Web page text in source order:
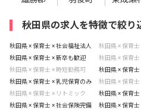
秋田県の求人を特徴で絞り
秋田県 × 保育士 × 社会福祉法人
秋田県 × 保育士
秋田県 × 保育士 × 新卒も歓迎
秋田県 × 保育
秋田県 × 保育士 × 時短勤務可
秋田県 × 保育
秋田県 × 保育士 × 乳児保育のみ
秋田県 × 保育
秋田県 × 保育士 × リトミック
秋田県 × 保育
秋田県 × 保育士 × 社会保険完備
秋田県 × 保育